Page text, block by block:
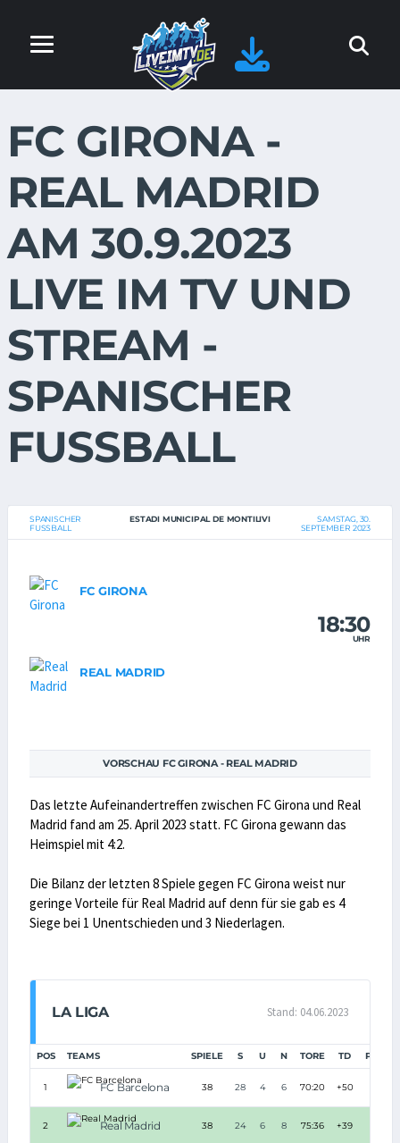
FC GIRONA -
REAL MADRID
AM 30.9.2023
LIVE IM TV UND
STREAM -
SPANISCHER
FUSSBALL
SPANISCHER
FUSSBALL
ESTADI MUNICIPAL DE MONTILIVI
SAMSTAG, 30.
SEPTEMBER 2023
FC GIRONA
18:30
UHR
REAL MADRID
VORSCHAU FC GIRONA - REAL MADRID
Das letzte Aufeinandertreffen zwischen FC Girona und Real
Madrid fand am 25. April 2023 statt. FC Girona gewann das
Heimspiel mit 4:2.
Die Bilanz der letzten 8 Spiele gegen FC Girona weist nur
geringe Vorteile für Real Madrid auf denn für sie gab es 4
Siege bei 1 Unentschieden und 3 Niederlagen.
LA LIGA Stand: 04.06.2023
POS TEAMS SPIELE S U N TORE TD
1 FC Barcelona 38 28 4 6 70:20 +50
2 Real Madrid 38 24 6 8 75:36 +39